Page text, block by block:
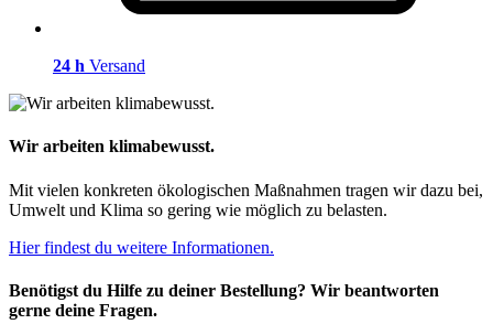
24 h Versand
Wir arbeiten klimabewusst.
Mit vielen konkreten ökologischen Maßnahmen tragen wir dazu bei,
Umwelt und Klima so gering wie möglich zu belasten.
Hier findest du weitere Informationen.
Benötigst du Hilfe zu deiner Bestellung? Wir beantworten
gerne deine Fragen.